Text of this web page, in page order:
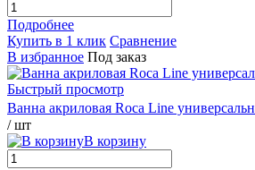
Подробнее
Купить в 1 клик Сравнение
В избранное Под заказ
Быстрый просмотр
Ванна акриловая Roca Line
/ шт
В корзину